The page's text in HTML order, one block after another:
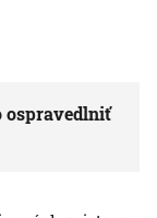
ospravedlniť